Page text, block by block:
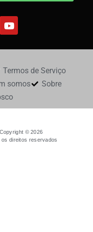
Termos de Serviço
somos
Sobre
Copyright © 2026
os direitos reservados